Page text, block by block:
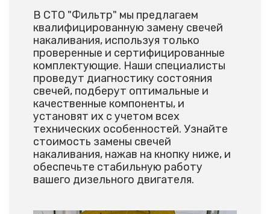
В СТО "Фильтр" мы предлагаем
квалифицированную замену свечей
накаливания, используя только
проверенные и сертифицированные
комплектующие. Наши специалисты
проведут диагностику состояния
свечей, подберут оптимальные и
качественные компоненты, и
установят их с учетом всех
технических особенностей. Узнайте
стоимость замены свечей
накаливания, нажав на кнопку ниже, и
обеспечьте стабильную работу
вашего дизельного двигателя.